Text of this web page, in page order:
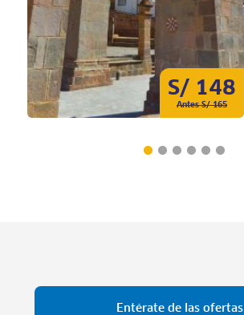
S/ 148
Antes S/ 165
Entérate de las ofertas